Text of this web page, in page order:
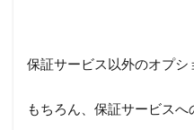
ルWi-
Fiのメ
ト
保証サービス以外のオプシ
もちろん、保証サービスへ